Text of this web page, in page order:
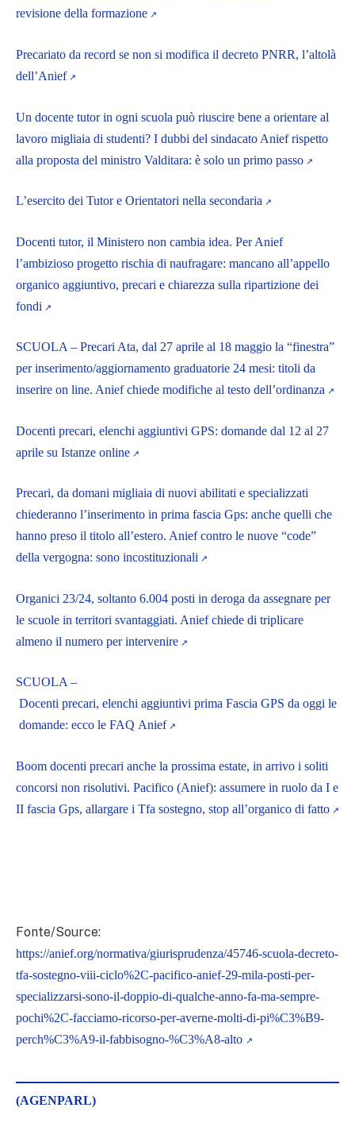
revisione della formazione
Precariato da record se non si modifica il decreto PNRR, l’altolà
dell’Anief
Un docente tutor in ogni scuola può riuscire bene a orientare al
lavoro migliaia di studenti? I dubbi del sindacato Anief rispetto
alla proposta del ministro Valditara: è solo un primo passo
L’esercito dei Tutor e Orientatori nella secondaria
Docenti tutor, il Ministero non cambia idea. Per Anief
l’ambizioso progetto rischia di naufragare: mancano all’appello
organico aggiuntivo, precari e chiarezza sulla ripartizione dei
fondi
SCUOLA – Precari Ata, dal 27 aprile al 18 maggio la “finestra”
per inserimento/aggiornamento graduatorie 24 mesi: titoli da
inserire on line. Anief chiede modifiche al testo dell’ordinanza
Docenti precari, elenchi aggiuntivi GPS: domande dal 12 al 27
aprile su Istanze online
Precari, da domani migliaia di nuovi abilitati e specializzati
chiederanno l’inserimento in prima fascia Gps: anche quelli che
hanno preso il titolo all’estero. Anief contro le nuove “code”
della vergogna: sono incostituzionali
Organici 23/24, soltanto 6.004 posti in deroga da assegnare per
le scuole in territori svantaggiati. Anief chiede di triplicare
almeno il numero per intervenire
SCUOLA –
Docenti precari, elenchi aggiuntivi prima Fascia GPS da oggi le
domande: ecco le FAQ Anief
Boom docenti precari anche la prossima estate, in arrivo i soliti
concorsi non risolutivi. Pacifico (Anief): assumere in ruolo da I e
II fascia Gps, allargare i Tfa sostegno, stop all’organico di fatto
Fonte/Source:
https://anief.org/normativa/giurisprudenza/45746-scuola-decreto-
tfa-sostegno-viii-ciclo%2C-pacifico-anief-29-mila-posti-per-
specializzarsi-sono-il-doppio-di-qualche-anno-fa-ma-sempre-
pochi%2C-facciamo-ricorso-per-averne-molti-di-pi%C3%B9-
perch%C3%A9-il-fabbisogno-%C3%A8-alto
(AGENPARL)